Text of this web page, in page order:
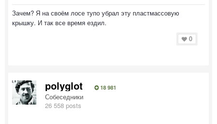
Зачем? Я на своём лосе тупо убрал эту пластмассовую
крышку. И так все время ездил.
0
polyglot 18 981
Собеседники
26 558 posts